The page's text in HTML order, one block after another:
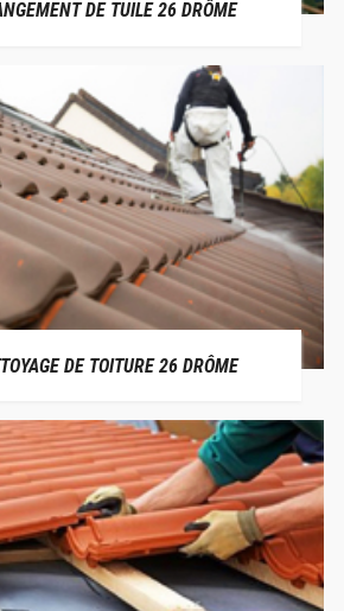
DE TUILE 26 DRÔME
DE TOITURE 26 DRÔME